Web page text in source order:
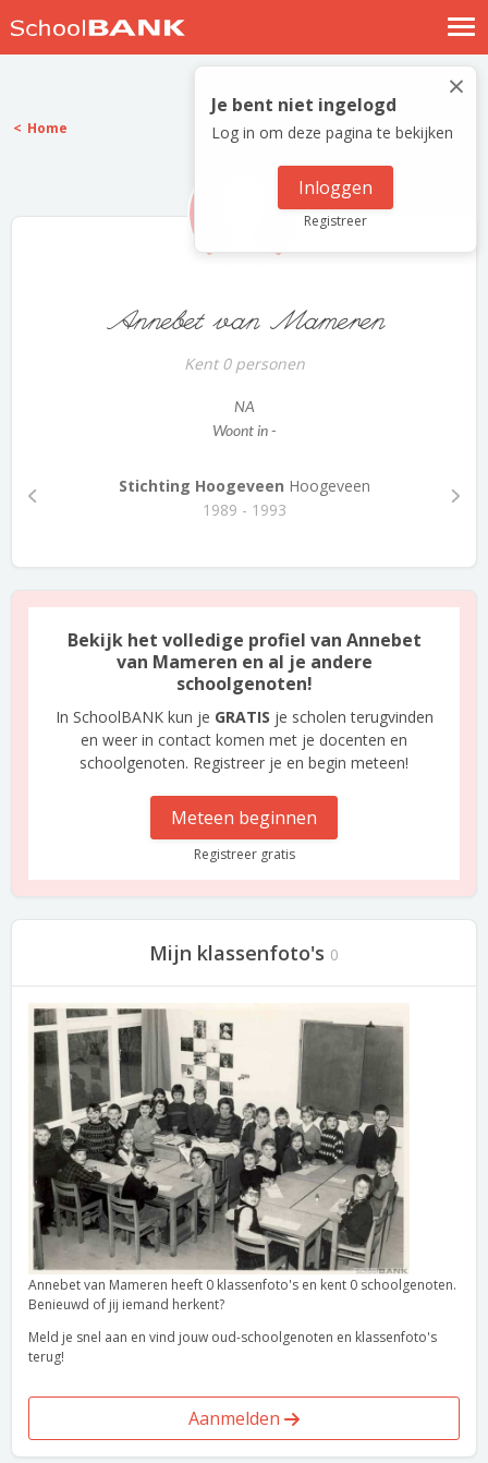
Nostalgische verhalen
Log in
Meld je gratis aan
×
Je bent niet ingelogd
Log in om deze pagina te bekijken
Inloggen
Registreer
Home
Annebet van Mameren
Kent 0 personen
NA
Woont in -
Stichting Hoogeveen Hoogeveen
1989 - 1993
Bekijk het volledige profiel van Annebet
van Mameren en al je andere
schoolgenoten!
In SchoolBANK kun je GRATIS je scholen terugvinden
en weer in contact komen met je docenten en
schoolgenoten. Registreer je en begin meteen!
Meteen beginnen
Registreer gratis
Mijn klassenfoto's 0
Annebet van Mameren heeft 0 klassenfoto's en kent 0 schoolgenoten.
Benieuwd of jij iemand herkent?
Meld je snel aan en vind jouw oud-schoolgenoten en klassenfoto's
terug!
Aanmelden